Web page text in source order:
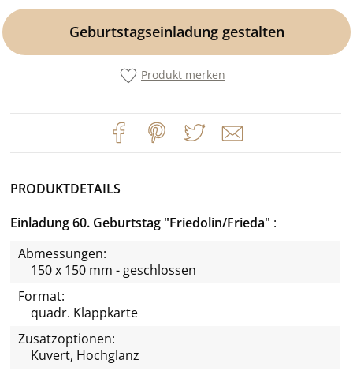
Geburtstagseinladung gestalten
Produkt merken
PRODUKTDETAILS
Einladung 60. Geburtstag "Friedolin/Frieda"
Abmessungen:
150 x 150 mm - geschlossen
Format:
quadr. Klappkarte
Zusatzoptionen:
Kuvert, Hochglanz